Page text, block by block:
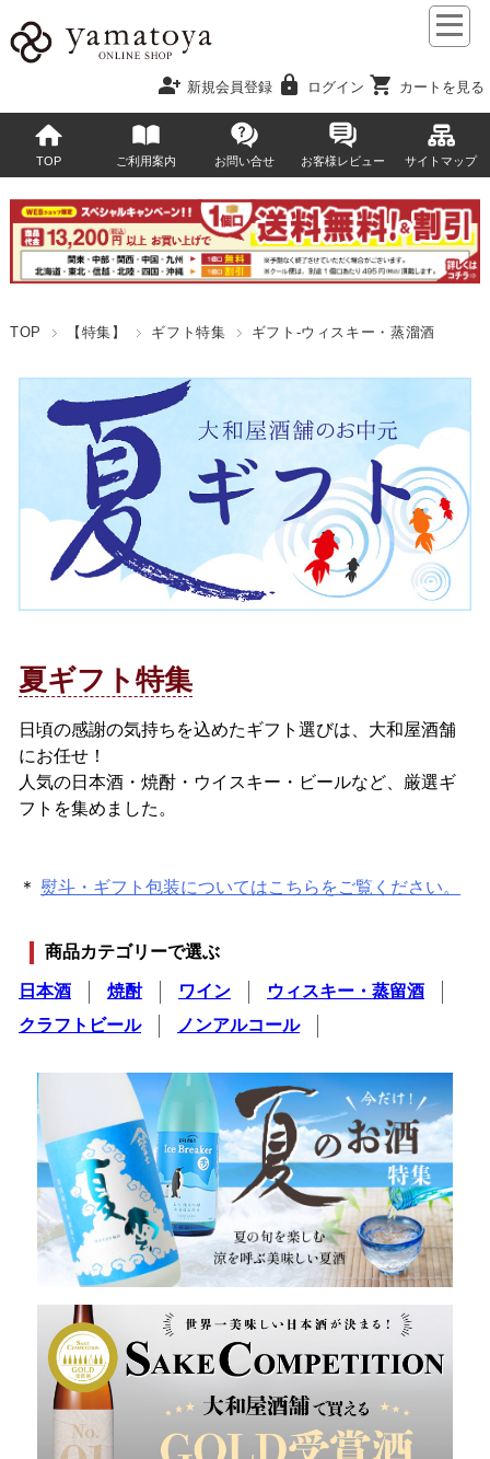
person_add 新規会員登録 lock ログイン shopping_cart カートを見る
TOP ご利用案内 お問い合せ お客様レビュー サイトマップ
TOP 【特集】 ギフト特集 ギフト-ウィスキー・蒸溜酒